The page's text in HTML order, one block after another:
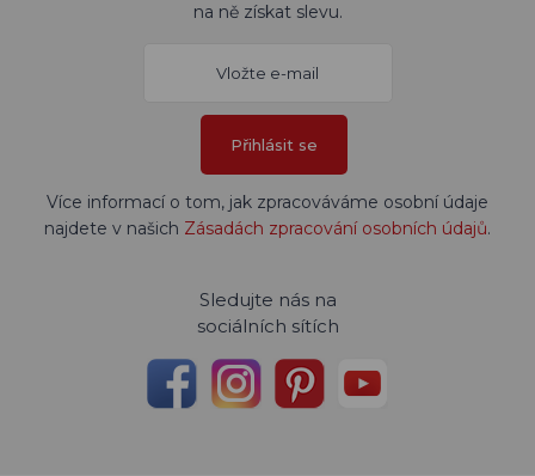
na ně získat slevu.
Přihlásit se
Více informací o tom, jak zpracováváme osobní údaje
najdete v našich Zásadách zpracování osobních údajů.
Sledujte nás na
sociálních sítích